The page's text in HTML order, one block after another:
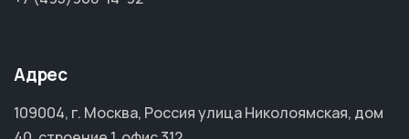
Адрес
109004, г. Москва, Россия улица Николоямская, дом